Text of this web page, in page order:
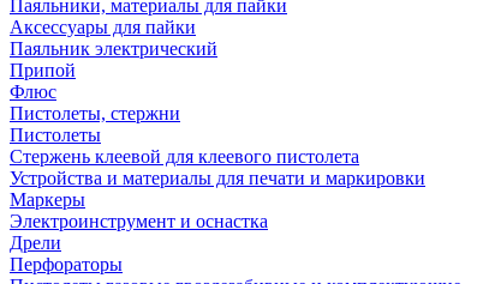
Паяльники, материалы для пайки
Аксессуары для пайки
Паяльник электрический
Припой
Флюс
Пистолеты, стержни
Пистолеты
Стержень клеевой для клеевого пистолета
Устройства и материалы для печати и маркировки
Маркеры
Электроинструмент и оснастка
Дрели
Перфораторы